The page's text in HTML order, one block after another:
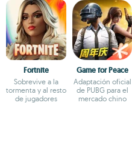
Fortnite
Sobrevive a la
tormenta y al resto
de jugadores
Game for Peace
Adaptación oficial
de PUBG para el
mercado chino